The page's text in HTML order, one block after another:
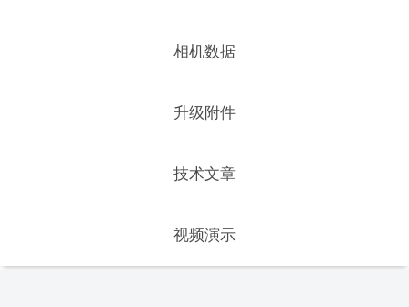
相机数据
升级附件
技术文章
视频演示